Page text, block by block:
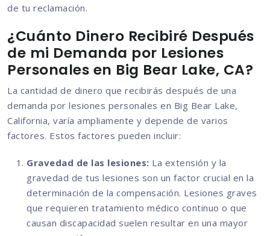
de tu reclamación.
¿Cuánto Dinero Recibiré Después
de mi Demanda por Lesiones
Personales en Big Bear Lake, CA?
La cantidad de dinero que recibirás después de una
demanda por lesiones personales en Big Bear Lake,
California, varía ampliamente y depende de varios
factores. Estos factores pueden incluir:
Gravedad de las lesiones: La extensión y la
gravedad de tus lesiones son un factor crucial en la
determinación de la compensación. Lesiones graves
que requieren tratamiento médico continuo o que
causan discapacidad suelen resultar en una mayor